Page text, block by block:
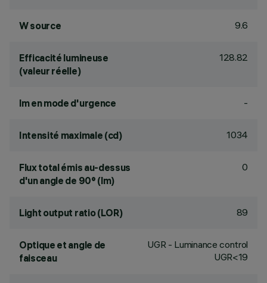
W source 9.6
Efficacité lumineuse
(valeur réelle)
128.82
lm en mode d'urgence -
Intensité maximale (cd) 1034
Flux total émis au-dessus
d'un angle de 90° (lm)
0
Light output ratio (LOR) 89
Optique et angle de
faisceau
UGR - Luminance control
UGR<19